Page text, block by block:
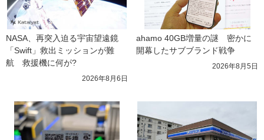
NASA、再突入迫る宇宙望遠鏡
「Swift」救出ミッションが難
航　救援機に何が?
2026年8月6日
ahamo 40GB増量の謎　密かに
開幕したサブブランド戦争
2026年8月5日